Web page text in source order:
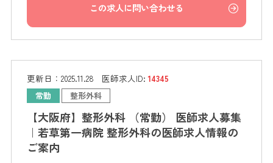
この求人に問い合わせる
更新日： 2025.11.28 医師求人ID:14345
常勤 整形外科
【大阪府】整形外科 （常勤） 医師求人募集
｜若草第一病院 整形外科の医師求人情報の
ご案内